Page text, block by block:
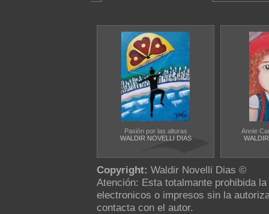
Pasión por las alturas
WALDIR NOVELLI DIAS
Annie
Copyright: Waldir Novelli Dias ©
Atención: Esta totalmante prohibida
electronicos o impresos sin la
contacta con el autor.